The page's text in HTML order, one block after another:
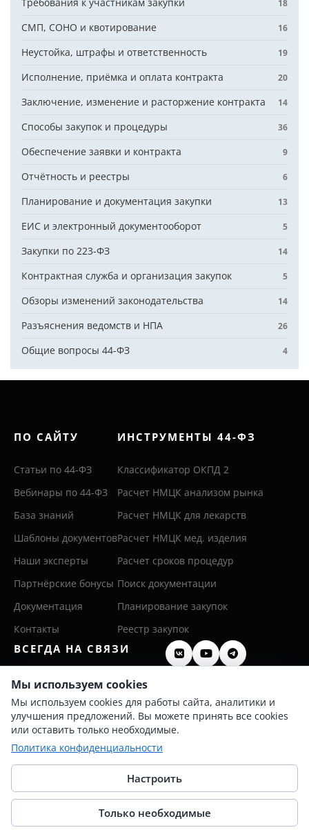
18
СМП, СОНО и квотирование 16
Неустойка, штрафы и ответственность 19
Исполнение, приёмка и оплата контракта 20
Заключение, изменение и расторжение контракта 14
Способы закупок и процедуры 36
Обеспечение заявки и контракта 9
Отчётность и реестры 6
Планирование и документация закупки 13
ЕИС и электронный документооборот 5
Закупки по 223-ФЗ 14
Контрактная служба и организация закупок 5
Обзоры изменений законодательства 14
Разъяснения ведомств и НПА 26
Общие вопросы 44-ФЗ 4
ПО САЙТУ
Статьи по 44-ФЗ
Вебинары по 44-ФЗ
База знаний
Шаблоны документов
Наши эксперты
Партнёрские бонусы
Документация
Контакты
ИНСТРУМЕНТЫ 44-ФЗ
Классификатор ОКПД 2
Расчет НМЦК анализом рынка
Расчет НМЦК для лекарств
Расчет НМЦК мед. изделия
Расчет сроков процедур
Поиск документации
Планирование закупок
Реестр закупок
ВСЕГДА НА СВЯЗИ
8 (800) 600 26 50
8 (342) 255 36 00
info@persis.ru
Политика конфиденциальности
Согласие на обработку ПД
Мы используем cookies
Мы используем cookies для работы сайта, аналитики и
улучшения предложений. Вы можете принять все cookies
или оставить только необходимые.
Политика конфиденциальности
Настроить
Только необходимые